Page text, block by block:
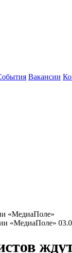
Вакансии
«МедиаПоле»